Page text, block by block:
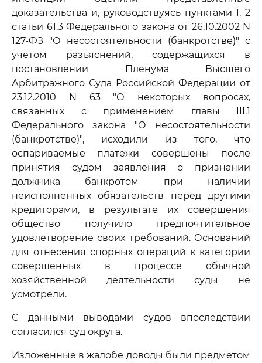
доказательства и, руководствуясь пунктами 1, 2
статьи 61.3 Федерального закона от 26.10.2002 N
127-ФЗ "О несостоятельности (банкротстве)" с
учетом разъяснений, содержащихся в
постановлении Пленума Высшего
Арбитражного Суда Российской Федерации от
23.12.2010 N 63 "О некоторых вопросах,
связанных с применением главы III.1
Федерального закона "О несостоятельности
(банкротстве)", исходили из того, что
оспариваемые платежи совершены после
принятия судом заявления о признании
должника банкротом при наличии
неисполненных обязательств перед другими
кредиторами, в результате их совершения
общество получило предпочтительное
удовлетворение своих требований. Оснований
для отнесения спорных операций к категории
совершенных в процессе обычной
хозяйственной деятельности суды не
усмотрели.
С данными выводами судов впоследствии
согласился суд округа.
Изложенные в жалобе доводы были предметом